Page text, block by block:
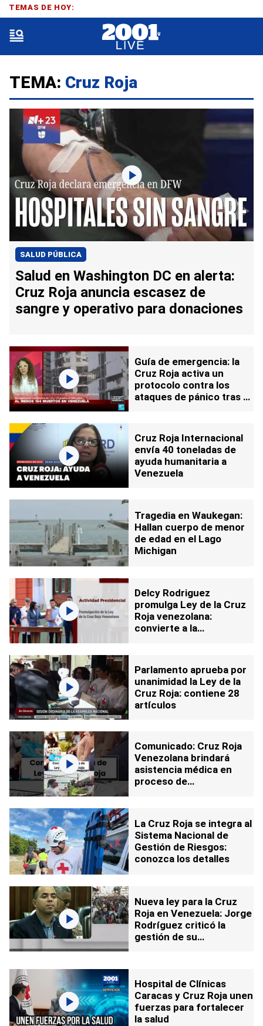
TEMA: Cruz Roja
SALUD PÚBLICA
Salud en Washington DC en alerta:
Cruz Roja anuncia escasez de
sangre y operativo para donaciones
Guía de emergencia: la
Cruz Roja activa un
protocolo contra los
ataques de pánico tras el
Cruz Roja Internacional
envía 40 toneladas de
ayuda humanitaria a
Venezuela
Tragedia en Waukegan:
Hallan cuerpo de menor
de edad en el Lago
Michigan
Delcy Rodriguez
promulga Ley de la Cruz
Roja venezolana:
convierte a la
Parlamento aprueba por
unanimidad la Ley de la
Cruz Roja: contiene 28
artículos
Comunicado: Cruz Roja
Venezolana brindará
asistencia médica en
proceso de
La Cruz Roja se integra al
Sistema Nacional de
Gestión de Riesgos:
conozca los detalles
Nueva ley para la Cruz
Roja en Venezuela: Jorge
Rodríguez criticó la
gestión de su
Hospital de Clínicas
Caracas y Cruz Roja unen
fuerzas para fortalecer
la salud
TEMAS DE HOY: